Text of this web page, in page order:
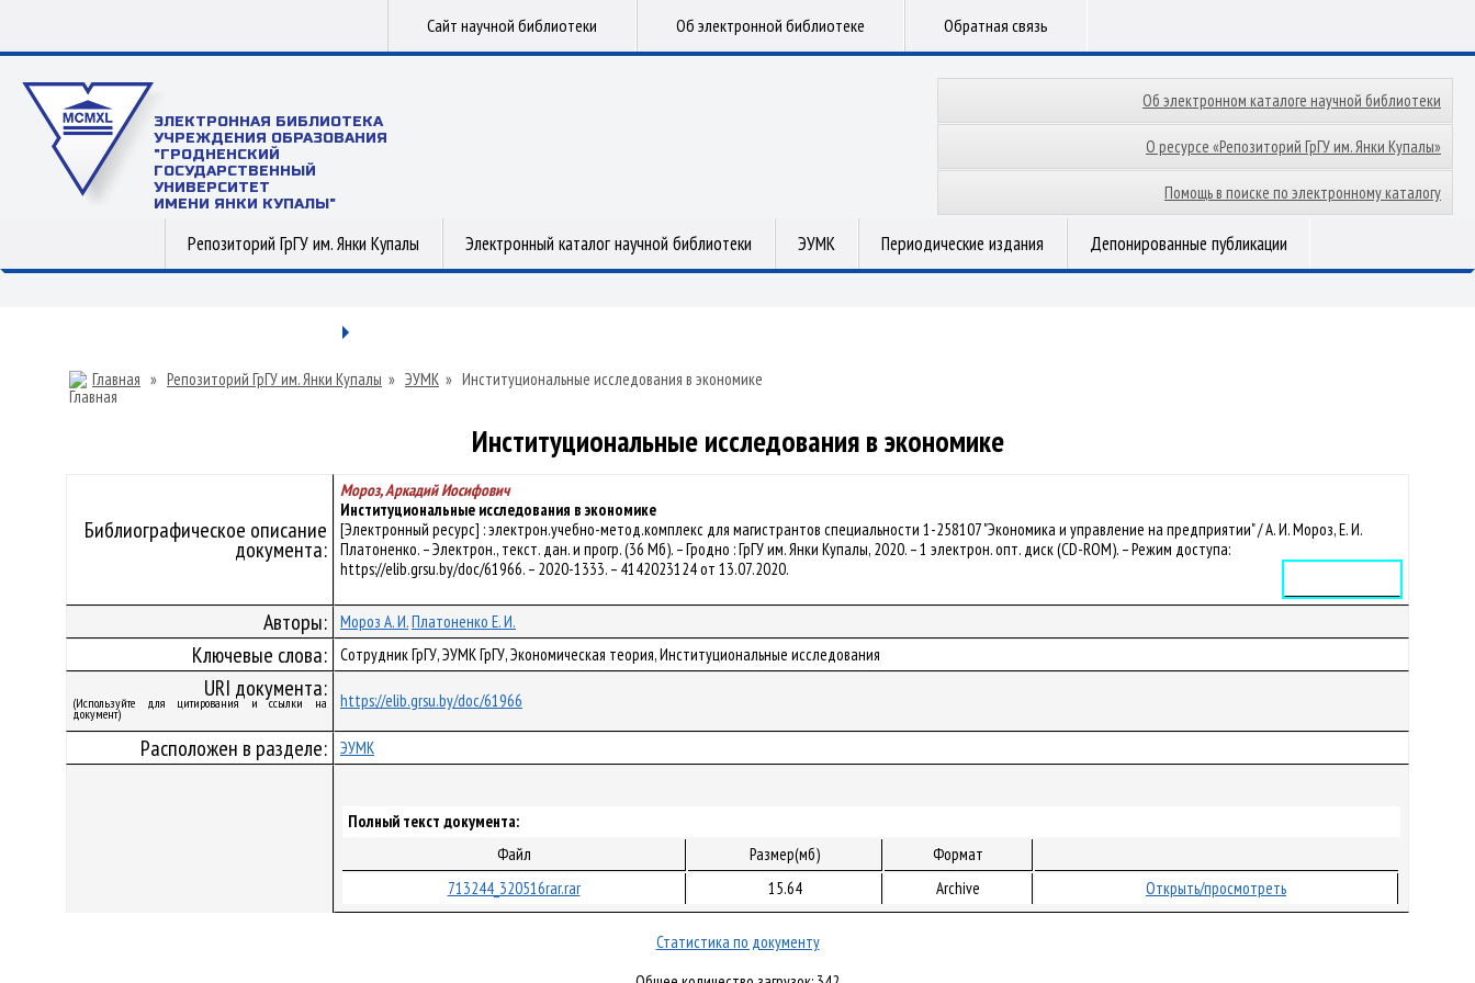
Сайт научной библиотеки Об электронной библиотеке Обратная связь
ЭЛЕКТРОННАЯ БИБЛИОТЕКА
УЧРЕЖДЕНИЯ ОБРАЗОВАНИЯ
"ГРОДНЕНСКИЙ
ГОСУДАРСТВЕННЫЙ
УНИВЕРСИТЕТ
ИМЕНИ ЯНКИ КУПАЛЫ"
Об электронном каталоге научной библиотеки
О ресурсе «Репозиторий ГрГУ им. Янки Купалы»
Помощь в поиске по электронному каталогу
Репозиторий ГрГУ им. Янки Купалы Электронный каталог научной библиотеки ЭУМК Периодические издания Депонированные публикации
Главная » Репозиторий ГрГУ им. Янки Купалы » ЭУМК » Институциональные исследования в экономике
Институциональные исследования в экономике
Библиографическое описание
документа:
Мороз, Аркадий Иосифович
Институциональные исследования в экономике
[Электронный ресурс] : электрон.учебно-метод.комплекс для магистрантов специальности 1-258107 "Экономика и управление на предприятии" / А. И. Мороз, Е. И.
Платоненко. – Электрон., текст. дан. и прогр. (36 Мб). – Гродно : ГрГУ им. Янки Купалы, 2020. – 1 электрон. опт. диск (CD-ROM). – Режим доступа:
https://elib.grsu.by/doc/61966. – 2020-1333. – 4142023124 от 13.07.2020.
Авторы: Мороз А. И.Платоненко Е. И.
Ключевые слова: Сотрудник ГрГУ, ЭУМК ГрГУ, Экономическая теория, Институциональные исследования
URI документа:
(Используйте для цитирования и ссылки на
документ)
https://elib.grsu.by/doc/61966
Расположен в разделе: ЭУМК
Полный текст документа:
Файл
Размер(мб)
Формат
713244_320516rar.rar
15.64 Archive Открыть/просмотреть
Статистика по документу